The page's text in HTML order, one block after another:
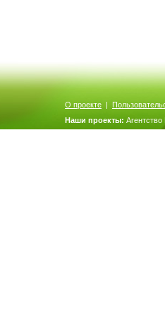
О проекте |
Наши проекты: